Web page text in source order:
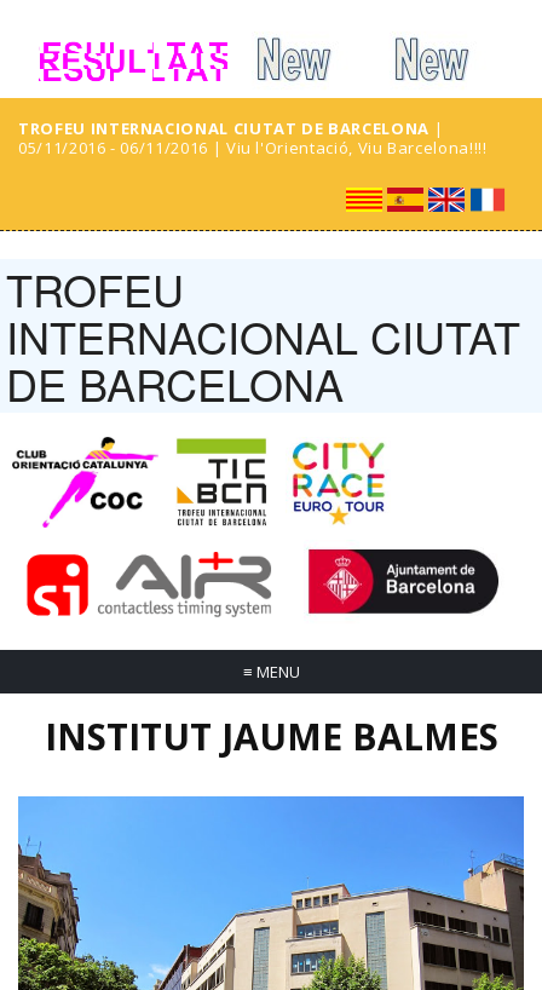
TROFEU INTERNACIONAL CIUTAT DE BARCELONA |
05/11/2016 - 06/11/2016 | Viu l'Orientació, Viu Barcelona!!!!
TROFEU
INTERNACIONAL CIUTAT
DE BARCELONA
≡ MENU
INSTITUT JAUME BALMES